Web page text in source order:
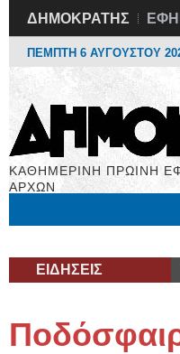
ΔΗΜΟΚΡΑΤΗΣ
ΠΕΜΠΤΗ 6 ΑΥΓΟΥΣΤΟΥ
ΚΑΘΗΜΕΡΙΝΗ ΠΡΩΙΝΗ
ΑΡΧΩΝ
ΕΙΔΗΣΕΙΣ